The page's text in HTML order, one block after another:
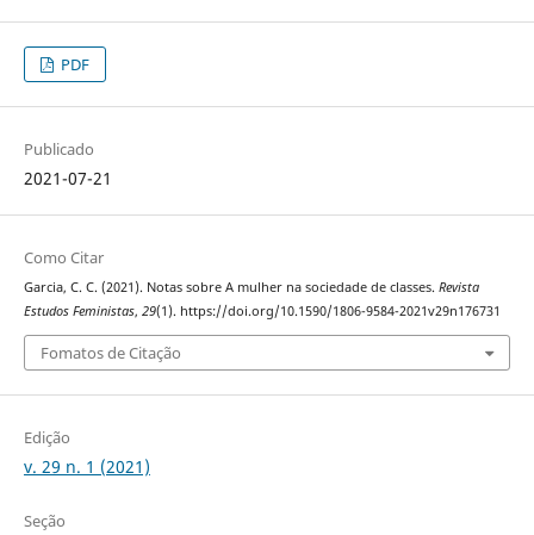
PDF
Publicado
2021-07-21
Como Citar
Garcia, C. C. (2021). Notas sobre A mulher na sociedade de classes. Revista
Estudos Feministas, 29(1). https://doi.org/10.1590/1806-9584-2021v29n176731
Fomatos de Citação
Edição
v. 29 n. 1 (2021)
Seção